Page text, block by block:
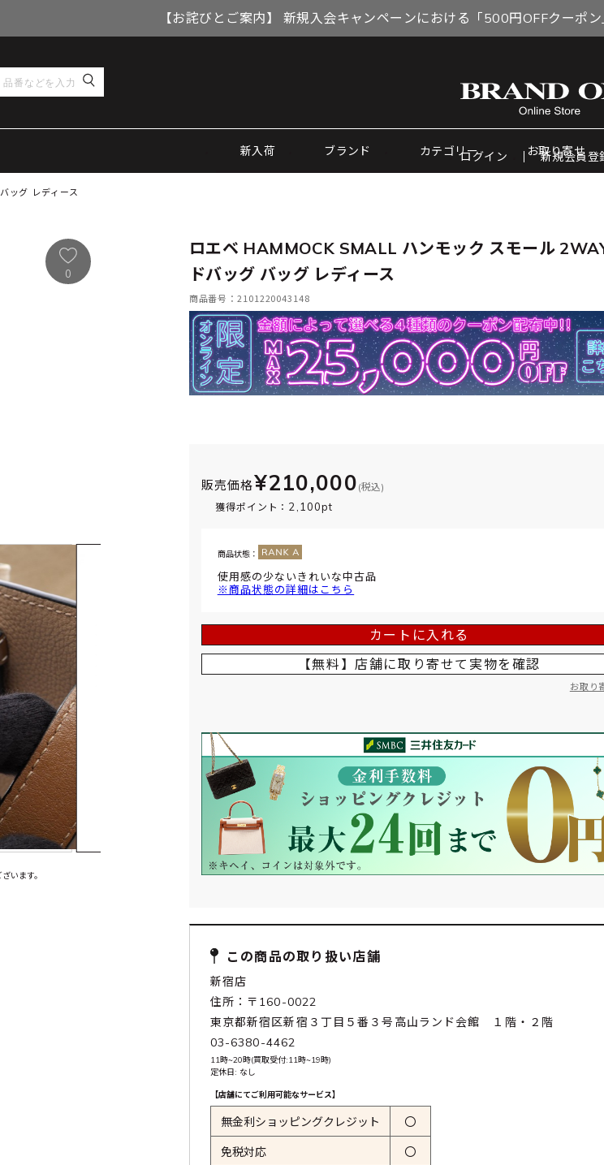
【お詫びとご案内】 新規入会キャンペーンにおける「500円OFFクーポ
新入荷 ブランド カテゴリー お取り寄せ
ログイン 新規会員登
ッグ レディース
0
います。
ロエベ HAMMOCK SMALL ハンモック スモール
ドバッグ バッグ レディース
商品番号：2101220043148
販売価格¥210,000 (税込)
獲得ポイント： 2,100pt
商品状態：
使用感の少ないきれいな中古品
※商品状態の詳細はこちら
カートに入れる
【無料】店舗に取り寄せて 実物を確認
お取り
この商品の取り扱い店舗
新宿店
住所：〒160-0022
東京都新宿区新宿３丁目５番３号高山ランド会館 １階・２階
03-6380-4462
11時~20時(買取受付:11時~19時)
定休日: なし
【店舗にてご利用可能なサービス】
無金利ショッピングクレジット 〇
免税対応 〇